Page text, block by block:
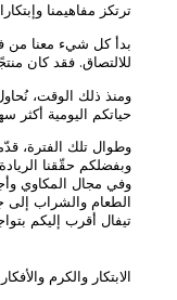
ترتكز مفاهيمنا
بدأ كل شيء معنا من
للالتصاق. فقد كان
ومنذ ذلك الوقت،
حياتكم اليومية أكثر
وطوال تلك الفترة،
وبفضلكم حقّقنا
وفي مجال المكاوي
الطعام والشراب إلى
تيفال أقرب إليكم
الابتكار والكرم